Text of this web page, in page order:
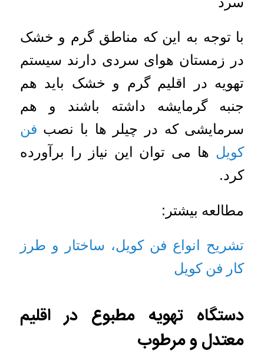
با توجه به این که مناطق گرم و خشک
در زمستان هوای سردی دارند سیستم
تهویه در اقلیم گرم و خشک باید هم
جنبه گرمایشه داشته باشند و هم
سرمایشی که در چیلر ها با نصب فن
کویل ها می توان این نیاز را برآورده
کرد.
مطالعه بیشتر:
تشریح انواع فن کویل، ساختار و طرز
کار فن کویل
دستگاه تهویه مطبوع در اقلیم
معتدل و مرطوب